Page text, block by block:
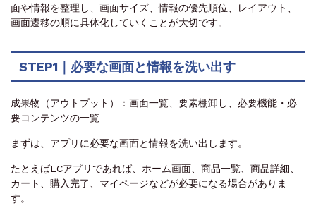
面や情報を整理し、画面サイズ、情報の優先順位、レイアウト、
画面遷移の順に具体化していくことが大切です。
STEP1｜必要な画面と情報を洗い出す
成果物（アウトプット）：画面一覧、要素棚卸し、必要機能・必
要コンテンツの一覧
まずは、アプリに必要な画面と情報を洗い出します。
たとえばECアプリであれば、ホーム画面、商品一覧、商品詳細、
カート、購入完了、マイページなどが必要になる場合がありま
す。